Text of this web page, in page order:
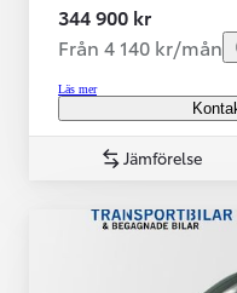
344 900 kr
Från 4 140 kr/mån
Läs mer
Jämförelse